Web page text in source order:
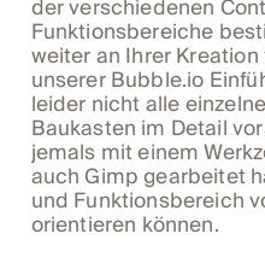
der verschiedenen
Funktionsbereiche
weiter an Ihrer
unserer Bubble.io
leider nicht alle
Baukasten im Detail
jemals mit einem
auch Gimp gearbeitet
und Funktionsbereich
orientieren können.